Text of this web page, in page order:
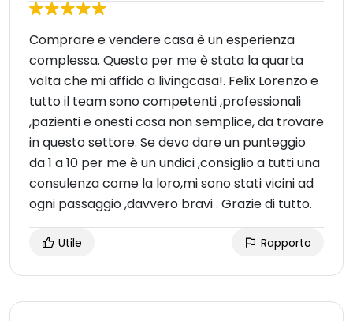
Comprare e vendere casa è un esperienza
complessa. Questa per me è stata la quarta
volta che mi affido a livingcasa!. Felix Lorenzo e
tutto il team sono competenti ,professionali
,pazienti e onesti cosa non semplice, da trovare
in questo settore. Se devo dare un punteggio
da 1 a 10 per me è un undici ,consiglio a tutti una
consulenza come la loro,mi sono stati vicini ad
ogni passaggio ,davvero bravi . Grazie di tutto.
Utile Rapporto